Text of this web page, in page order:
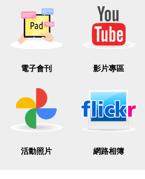
電子會刊 影片專區
活動照片 網路相簿